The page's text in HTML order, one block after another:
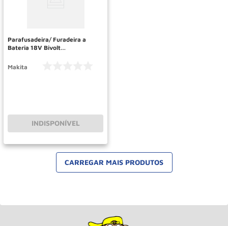
Parafusadeira/ Furadeira a
Bateria 18V Bivolt
Makita
INDISPONÍVEL